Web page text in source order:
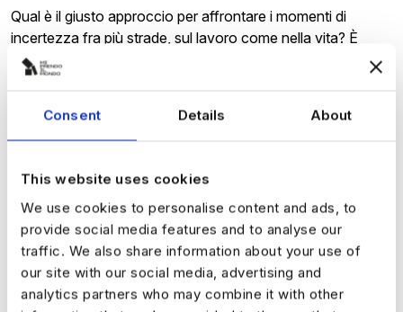
Consent Details About
This website uses cookies
We use cookies to personalise content and ads, to
provide social media features and to analyse our
traffic. We also share information about your use of
our site with our social media, advertising and
analytics partners who may combine it with other
Qual è il giusto approccio per affrontare i momenti di
incertezza fra più strade, sul lavoro come nella vita? È
possibile trasformare la confusione in un’opportunità per
crescere e acquisire consapevolezza? La tavola rotonda
il 21 febbraio, per favorire una riflessione sull’orientamento.
Categorie
Hub lavoroTavole rotonde
Ingresso ad accesso libero! Per questo evento non è